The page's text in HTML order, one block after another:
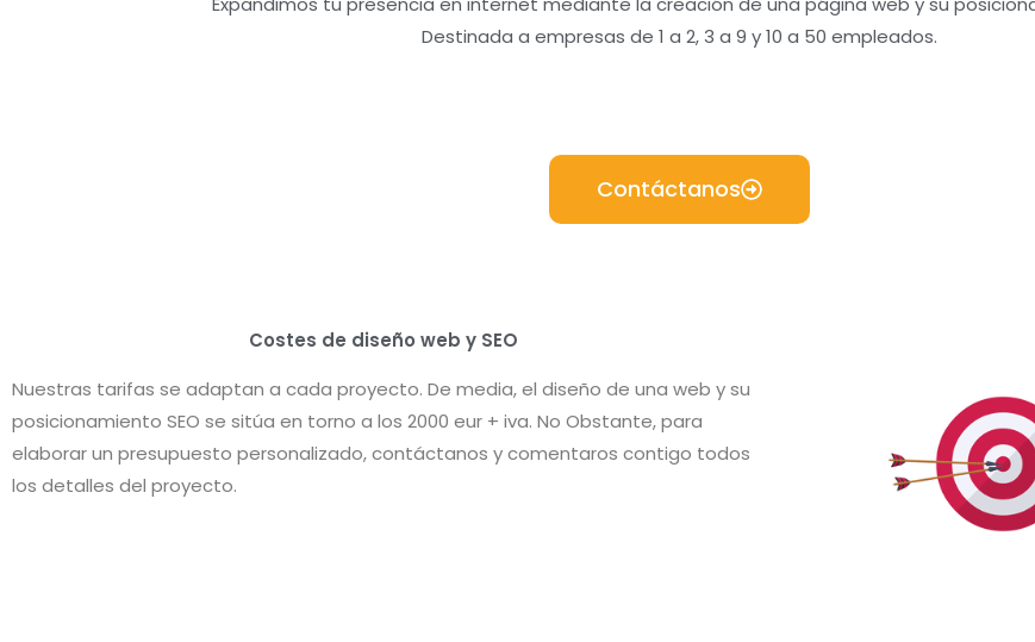
Destinada a empresas de 1 a 2, 3 a 9 y 10 a 50 empleados.
Contáctanos
Costes de diseño web y SEO
Nuestras tarifas se adaptan a cada proyecto. De media, el diseño de una web y su
posicionamiento SEO se sitúa en torno a los 2000 eur + iva. No Obstante, para
elaborar un presupuesto personalizado, contáctanos y comentaros contigo todos
los detalles del proyecto.